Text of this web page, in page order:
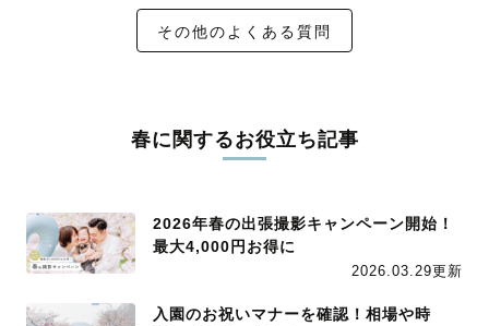
その他のよくある質問
春に関するお役立ち記事
2026年春の出張撮影キャンペーン開始！
最大4,000円お得に
2026.03.29更新
入園のお祝いマナーを確認！相場や時